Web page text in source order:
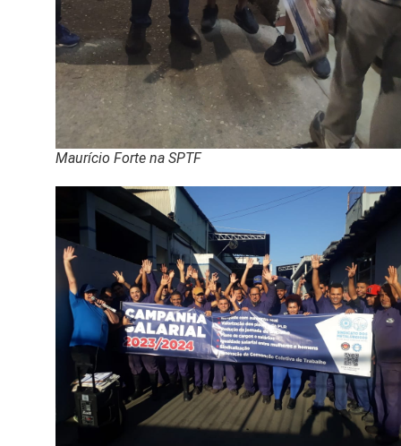
Maurício Forte na SPTF